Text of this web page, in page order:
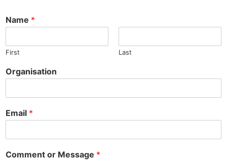
Name *
First Last
Organisation
Email *
Comment or Message *